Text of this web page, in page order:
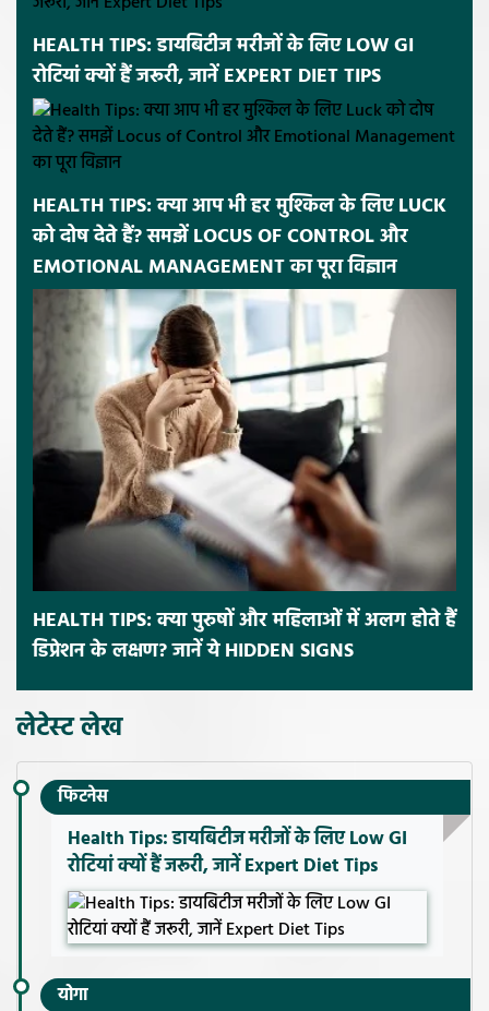
HEALTH TIPS: डायबिटीज मरीजों के लिए LOW GI
रोटियां क्यों हैं जरूरी, जानें EXPERT DIET TIPS
HEALTH TIPS: क्या आप भी हर मुश्किल के लिए LUCK
को दोष देते हैं? समझें LOCUS OF CONTROL और
EMOTIONAL MANAGEMENT का पूरा विज्ञान
HEALTH TIPS: क्या पुरुषों और महिलाओं में अलग होते हैं
डिप्रेशन के लक्षण? जानें ये HIDDEN SIGNS
लेटेस्ट लेख
फिटनेस
Health Tips: डायबिटीज मरीजों के लिए Low GI
रोटियां क्यों हैं जरूरी, जानें Expert Diet Tips
योगा